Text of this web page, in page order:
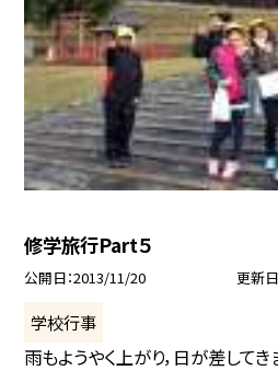
修学旅行Part５
公開日 2013/11/20 更新日
学校行事
雨もようやく上がり，日が差して